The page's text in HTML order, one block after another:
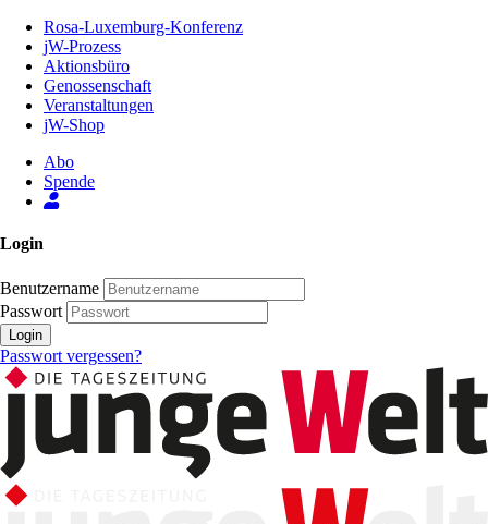
Inhalt
Seite
Rosa-Luxemburg-Konferenz
jW-Prozess
Aktionsbüro
Genossenschaft
Veranstaltungen
jW-Shop
Abo
Spende
Login
Benutzername
Passwort
Login
Passwort vergessen?